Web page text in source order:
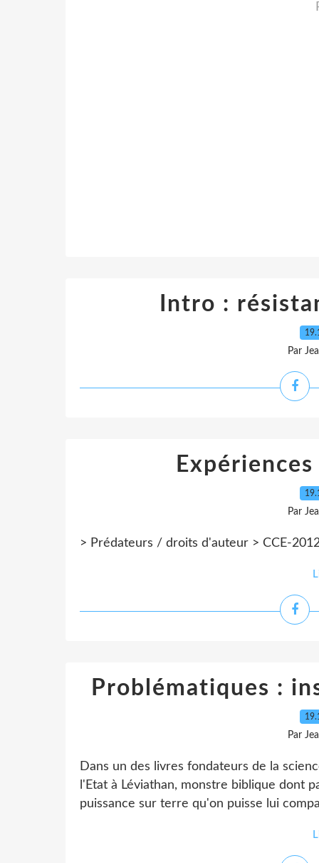
Intro :
Par
Par
> Prédateurs / droits d'auteur > CCE-
Problématiques :
Par
Dans un des livres fondateurs de la
l'Etat à Léviathan, monstre biblique dont
puissance sur terre qu'on puisse lui